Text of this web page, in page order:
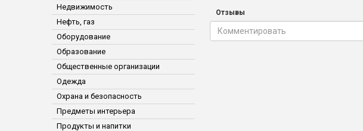
Недвижимость
Нефть, газ
Оборудование
Образование
Общественные организации
Одежда
Охрана и безопасность
Предметы интерьера
Продукты и напитки
Отзывы